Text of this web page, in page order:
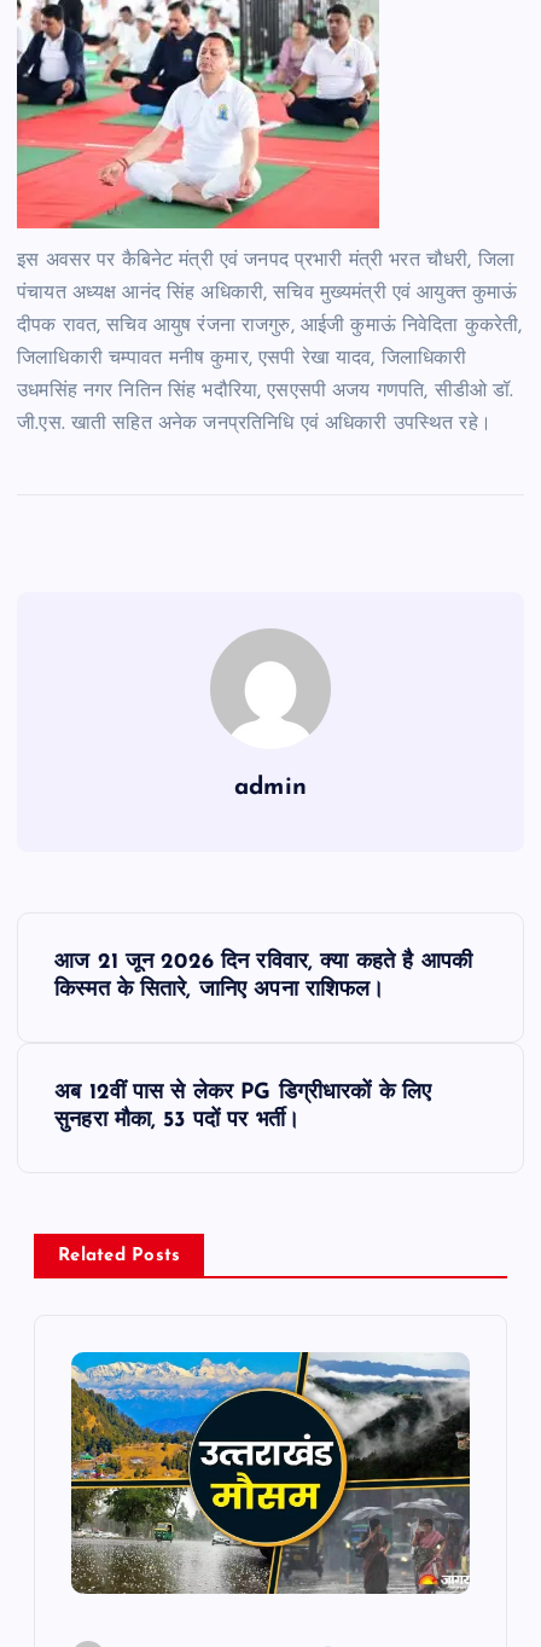
इस अवसर पर कैबिनेट मंत्री एवं जनपद प्रभारी मंत्री भरत चौधरी, जिला
पंचायत अध्यक्ष आनंद सिंह अधिकारी, सचिव मुख्यमंत्री एवं आयुक्त कुमाऊं
दीपक रावत, सचिव आयुष रंजना राजगुरु, आईजी कुमाऊं निवेदिता कुकरेती,
जिलाधिकारी चम्पावत मनीष कुमार, एसपी रेखा यादव, जिलाधिकारी
उधमसिंह नगर नितिन सिंह भदौरिया, एसएसपी अजय गणपति, सीडीओ डॉ.
जी.एस. खाती सहित अनेक जनप्रतिनिधि एवं अधिकारी उपस्थित रहे।
admin
a
आज 21 जून 2026 दिन रविवार, क्या कहते है आपकी
किस्मत के सितारे, जानिए अपना राशिफल।
अब 12वीं पास से लेकर PG डिग्रीधारकों के लिए
सुनहरा मौका, 53 पदों पर भर्ती।
Related Posts